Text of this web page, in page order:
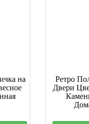
на
Ретро
Двери